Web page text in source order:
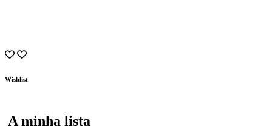
Wishlist
A minha lista